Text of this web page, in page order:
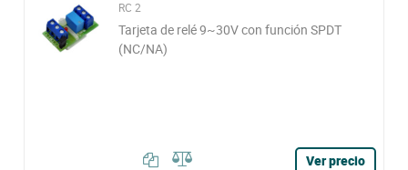
RC 2
Tarjeta de relé 9~30V con función SPDT
(NC/NA)
Ver precio